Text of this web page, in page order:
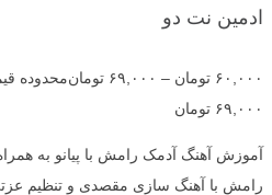
ادمین نت دو
۶۰,۰۰۰ تومان – ۶۹,۰۰۰ تومان
۶۹,۰۰۰ تومان
آموزش آهنگ آدمک رامش با پیانو به
رامش با آهنگ سازی مقصدی و تنظیم